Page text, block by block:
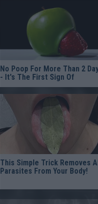
No Poop For More Than 2
- It's The First Sign Of
This Simple Trick Removes All
Parasites From Your Body!